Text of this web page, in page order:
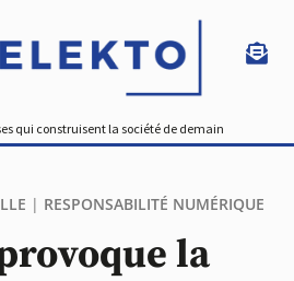
qui construisent la société de demain
| RESPONSABILITÉ NUMÉRIQUE
la